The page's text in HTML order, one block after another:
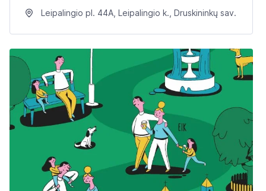
Leipalingio pl. 44A, Leipalingio k., Druskininkų sav.